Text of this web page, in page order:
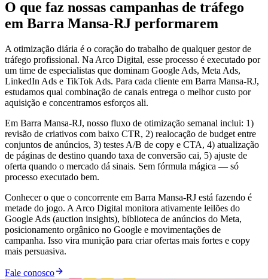
O que faz nossas campanhas de tráfego
em Barra Mansa-RJ performarem
A otimização diária é o coração do trabalho de qualquer gestor de
tráfego profissional. Na Arco Digital, esse processo é executado por
um time de especialistas que dominam Google Ads, Meta Ads,
LinkedIn Ads e TikTok Ads. Para cada cliente em Barra Mansa-RJ,
estudamos qual combinação de canais entrega o melhor custo por
aquisição e concentramos esforços ali.
Em Barra Mansa-RJ, nosso fluxo de otimização semanal inclui: 1)
revisão de criativos com baixo CTR, 2) realocação de budget entre
conjuntos de anúncios, 3) testes A/B de copy e CTA, 4) atualização
de páginas de destino quando taxa de conversão cai, 5) ajuste de
oferta quando o mercado dá sinais. Sem fórmula mágica — só
processo executado bem.
Conhecer o que o concorrente em Barra Mansa-RJ está fazendo é
metade do jogo. A Arco Digital monitora ativamente leilões do
Google Ads (auction insights), biblioteca de anúncios do Meta,
posicionamento orgânico no Google e movimentações de
campanha. Isso vira munição para criar ofertas mais fortes e copy
mais persuasiva.
Fale conosco